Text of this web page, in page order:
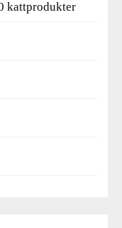
kattprodukter